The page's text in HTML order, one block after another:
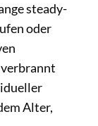
steady-
oder
Alter,